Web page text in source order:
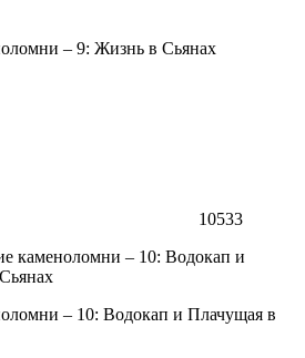
– 9: Жизнь в Сьянах
10533
– 10: Водокап и Плачущая в